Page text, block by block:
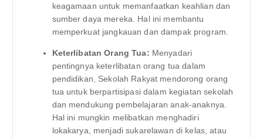
keagamaan untuk memanfaatkan keahlian dan
sumber daya mereka. Hal ini membantu
memperkuat jangkauan dan dampak program.
Keterlibatan Orang Tua: Menyadari
pentingnya keterlibatan orang tua dalam
pendidikan, Sekolah Rakyat mendorong orang
tua untuk berpartisipasi dalam kegiatan sekolah
dan mendukung pembelajaran anak-anaknya.
Hal ini mungkin melibatkan menghadiri
lokakarya, menjadi sukarelawan di kelas, atau